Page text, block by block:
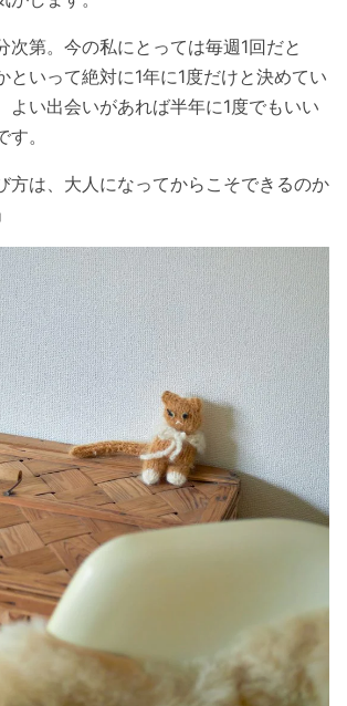
次第。今の私にとっては毎週1回だと
といって絶対に1年に1度だけと決めてい
よい出会いがあれば半年に1度でもいい
。
方は、大人になってからこそできるのか